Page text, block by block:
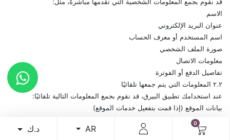
0
AR د.ك
الاسم
عنوان البريد الإلكتروني
اسم المستخدم أو معرف الحساب
صورة الملف الشخصي
معلومات الاتصال
تفاصيل الدفع أو الفوترة
٢.٢ المعلومات التي يتم جمعها تلقائيًا
عند استخدامك تطبيق البيرق، قد نقوم بجمع المعلومات التالية تلقائيًا:
بيانات الموقع (إذا قمت بتفعيل خدمات الموقع)
ملفات تعريف الارتباط وتقنيات التتبع المماثلة